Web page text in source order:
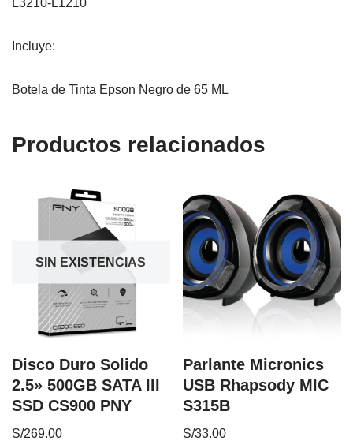
L3210-L1210
Incluye:
Botela de Tinta Epson Negro de 65 ML
Productos relacionados
SIN EXISTENCIAS
Disco Duro Solido
2.5» 500GB SATA III
SSD CS900 PNY
S/269.00
Parlante Micronics
USB Rhapsody MIC
S315B
S/33.00